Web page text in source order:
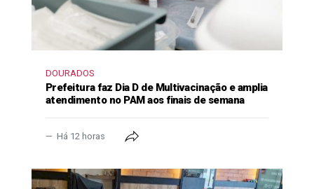
DOURADOS
Prefeitura faz Dia D de Multivacinação e amplia
atendimento no PAM aos finais de semana
Há 12 horas